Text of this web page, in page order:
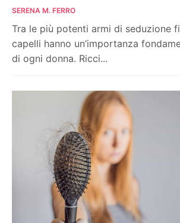
SERENA M. FERRO
Tra le più potenti armi di seduzione
capelli hanno un’importanza
di ogni donna. Ricci...